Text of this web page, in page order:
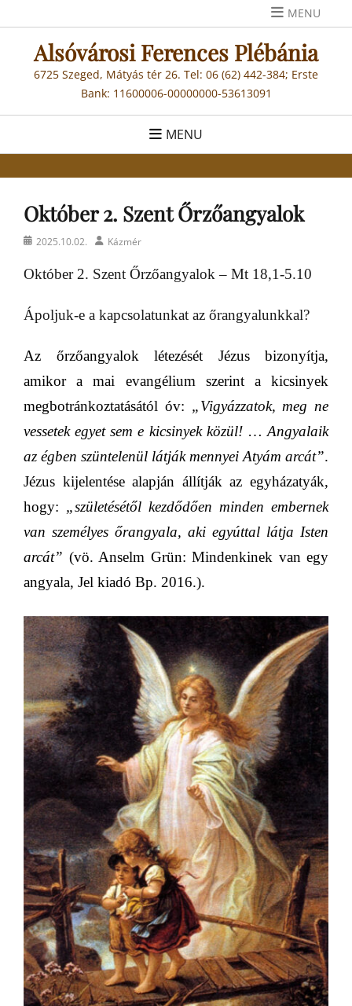
to
content
MENU
Alsóvárosi Ferences Plébánia
6725 Szeged, Mátyás tér 26. Tel: 06 (62) 442-384; Erste
Bank: 11600006-00000000-53613091
MENU
Október 2. Szent Őrzőangyalok
Posted2025.10.02. AuthorKázmér
Október 2. Szent Őrzőangyalok – Mt 18,1-5.10
Ápoljuk-e a kapcsolatunkat az őrangyalunkkal?
Az őrzőangyalok létezését Jézus bizonyítja,
amikor a mai evangélium szerint a kicsinyek
megbotránkoztatásától óv: „Vigyázzatok, meg ne
vessetek egyet sem e kicsinyek közül!…Angyalaik
az égben szüntelenül látják mennyei Atyám arcát”.
Jézus kijelentése alapján állítják az egyházatyák,
hogy: „születésétől kezdődően minden embernek
van személyes őrangyala, aki egyúttal látja Isten
arcát” (vö. Anselm Grün: Mindenkinek van egy
angyala, Jel kiadó Bp. 2016.).